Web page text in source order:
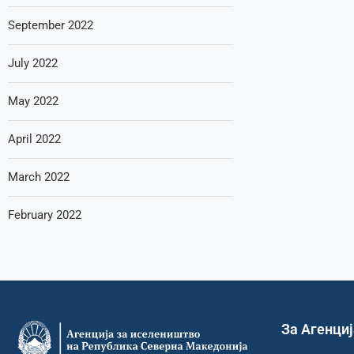
September 2022
July 2022
May 2022
April 2022
March 2022
February 2022
За